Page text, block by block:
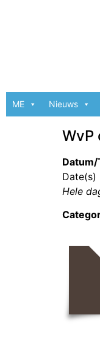
ME Nieuws
WvP
Date(s)
Hele